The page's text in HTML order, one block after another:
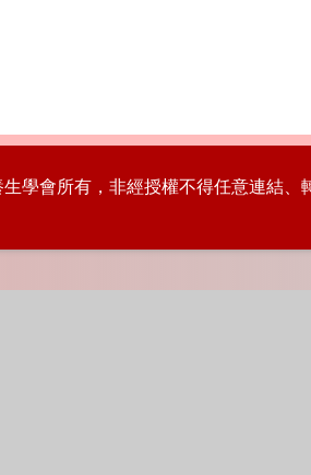
生學會所有，非經授權不得任意連